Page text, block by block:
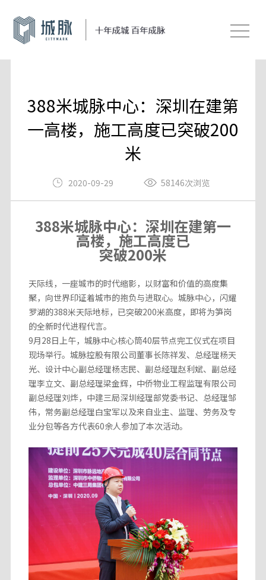
388米城脉中心：深圳在建第
一高楼，施工高度已突破200
米
2020-09-29 58146次浏览
388米城脉中心：深圳在建第一
高楼，施工高度已
突破200米
天际线，一座城市的时代缩影，以财富和价值的高度集
聚，向世界印证着城市的抱负与进取心。城脉中心，闪耀
罗湖的388米天际地标，已突破200米高度，即将为笋岗
的全新时代进程代言。
9月28日上午，城脉中心核心筒40层节点完工仪式在项目
现场举行。城脉控股有限公司董事长陈祥发、总经理杨天
光、设计中心副总经理杨志民、副总经理赵利斌、副总经
理李立文、副总经理梁金辉，中侨物业工程监理有限公司
副总经理刘烨，中建三局深圳经理部党委书记、总经理邹
伟，常务副总经理白宝军以及来自业主、监理、劳务及专
业分包等各方代表60余人参加了本次活动。